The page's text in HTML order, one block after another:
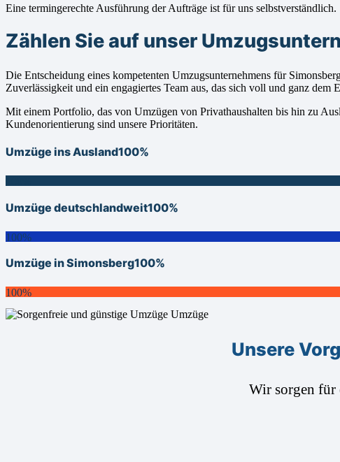
Eine termingerechte Ausführung der Aufträge ist für uns selbstverständlich.
Zählen Sie auf unser
Die Entscheidung eines kompetenten Umzugsunternehmens für
Zuverlässigkeit und ein engagiertes Team aus, das sich voll und ganz dem
Mit einem Portfolio, das von Umzügen von Privathaushalten bis hin zu
Kundenorientierung sind unsere Prioritäten.
Umzüge ins Ausland100%
Umzüge deutschlandweit100%
100%
Umzüge in Simonsberg100%
100%
Unsere
Wir sorgen für